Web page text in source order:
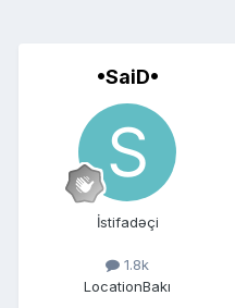
•SaiD•
İstifadəçi
1.8k
LocationBakı